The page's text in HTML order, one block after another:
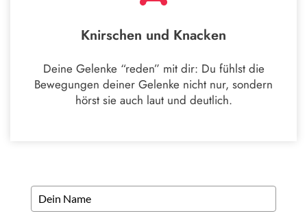
Knirschen und Knacken
Deine Gelenke “reden” mit dir: Du fühlst die
Bewegungen deiner Gelenke nicht nur, sondern
hörst sie auch laut und deutlich.